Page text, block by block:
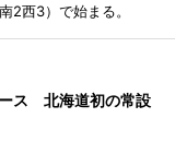
2西3）で始まる。
ス 北海道初の常設